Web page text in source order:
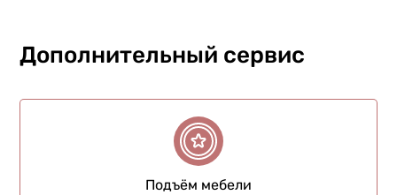
Дополнительный сервис
Подъём мебели